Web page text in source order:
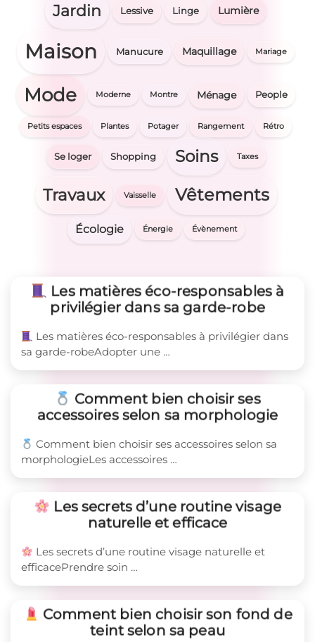
Jardin Lessive Linge Lumière
Maison Manucure Maquillage Mariage
Mode Moderne Montre Ménage People
Petits espaces Plantes Potager Rangement Rétro
Se loger Shopping Soins Taxes
Travaux Vaisselle Vêtements
Écologie Énergie Évènement
Les matières éco-responsables à
privilégier dans sa garde-robe
Les matières éco-responsables à privilégier dans
sa garde-robeAdopter une …
Comment bien choisir ses
accessoires selon sa morphologie
Comment bien choisir ses accessoires selon sa
morphologieLes accessoires …
Les secrets d’une routine visage
naturelle et efficace
Les secrets d’une routine visage naturelle et
efficacePrendre soin …
Comment bien choisir son fond de
teint selon sa peau